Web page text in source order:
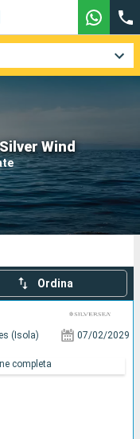
Wind
Ordina
(Isola) 07/02/2029
completa